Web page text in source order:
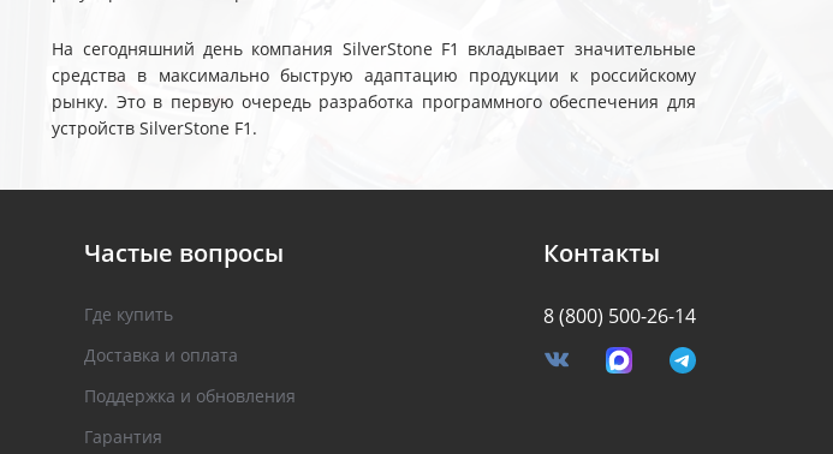
На сегодняшний день компания SilverStone F1 вкладывает значительные
средства в максимально быструю адаптацию продукции к российскому
рынку. Это в первую очередь разработка программного обеспечения для
устройств SilverStone F1.
Частые вопросы
Где купить
Доставка и оплата
Поддержка и обновления
Гарантия
Контакты
8 (800) 500-26-14